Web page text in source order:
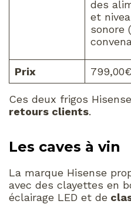
des
et
sonore
Prix
799,00€
Ces deux frigos
retours clients.
Les caves à vin
La marque Hisense
avec des clayettes en
éclairage LED et de